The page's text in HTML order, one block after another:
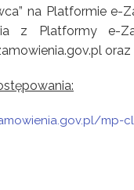
na Platformie e-
z Platformy e-
oraz
mp-